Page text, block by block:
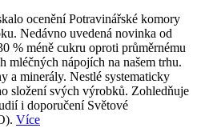
ocenění Potravinářské komory
Nedávno uvedená novinka od
% méně cukru oproti průměrnému
mléčných nápojích na našem trhu.
a minerály. Nestlé systematicky
složení svých výrobků. Zohledňuje
i doporučení Světové
Více